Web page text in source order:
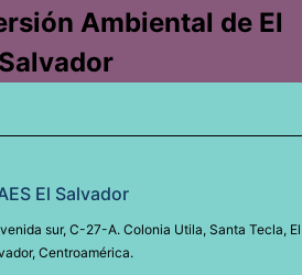
Ambiental de El
Salvador
El Salvador
sur, C-27-A. Colonia Utila, Santa Tecla, El
Centroamérica.